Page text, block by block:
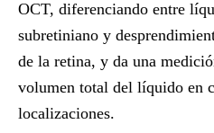
OCT, diferenciando entre
subretiniano y
de la retina, y da una
volumen total del líquido en
localizaciones.